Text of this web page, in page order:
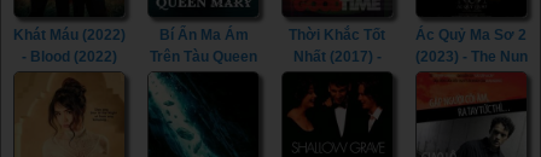
Khát Máu (2022)
- Blood (2022)
Bí Ẩn Ma Ám
Trên Tàu Queen
Mary (2023) -
Haunting of the
Queen Mary
(2023)
Thời Khắc Tốt
Nhất (2017) -
(2017)
Ác Quỷ Ma Sơ 2
(2023) - The Nun
2 (2023)